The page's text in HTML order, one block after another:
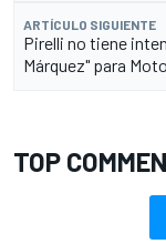
ARTÍCULO SIGUIENTE
Pirelli no tiene
Márquez" para
TOP